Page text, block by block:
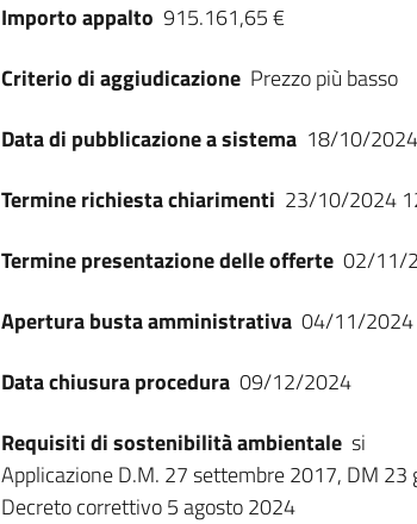
Importo appalto 915.161,65 €
Criterio di aggiudicazione Prezzo più basso
Data di pubblicazione a sistema 18/10/2024
Termine richiesta chiarimenti 23/10/2024
Termine presentazione delle offerte 02/11/
Apertura busta amministrativa 04/11/2024
Data chiusura procedura 09/12/2024
Requisiti di sostenibilità ambientale si
Applicazione D.M. 27 settembre 2017, DM
Decreto correttivo 5 agosto 2024